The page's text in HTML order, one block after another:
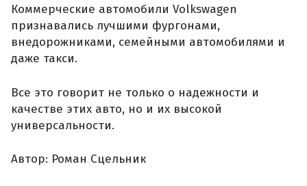
Коммерческие автомобили Volkswagen
признавались лучшими фургонами,
внедорожниками, семейными автомобилями и
даже такси.
Все это говорит не только о надежности и
качестве этих авто, но и их высокой
универсальности.
Автор: Роман Сцельник